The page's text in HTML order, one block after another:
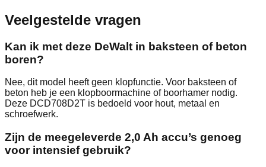
Veelgestelde vragen
Kan ik met deze DeWalt in baksteen of beton
boren?
Nee, dit model heeft geen klopfunctie. Voor baksteen of
beton heb je een klopboormachine of boorhamer nodig.
Deze DCD708D2T is bedoeld voor hout, metaal en
schroefwerk.
Zijn de meegeleverde 2,0 Ah accu’s genoeg
voor intensief gebruik?